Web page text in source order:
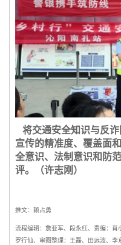
将交通安全知识与反
宣传的精准度、覆盖面
全意识、法制意识和防
评。（许志刚）
推文：赖占勇
流程编辑：詹亚军、段永红、责编：肖
罗行仙、审图整理：王磊、田远波、李